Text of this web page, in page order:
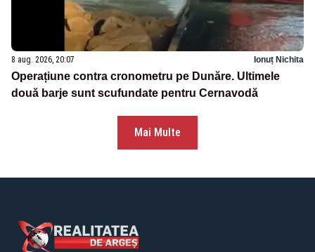
8 aug. 2026, 20:07 Ionuț Nichita
Operațiune contra cronometru pe Dunăre. Ultimele
două barje sunt scufundate pentru Cernavodă
Mai Multe